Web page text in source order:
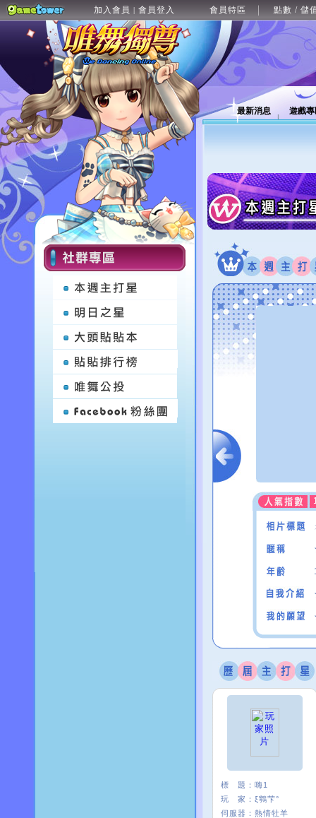
加入會員 | 會員登入 會員特區 點數 / 儲
最新消息 遊戲
標 題： 嗨1
玩 家： ξ鸋芐°
伺服器： 熱情牡羊